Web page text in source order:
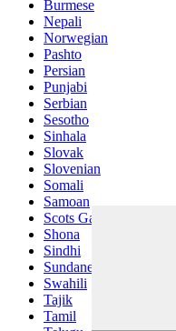
Burmese
Nepali
Norwegian
Pashto
Persian
Punjabi
Serbian
Sesotho
Sinhala
Slovak
Slovenian
Somali
Samoan
Scots Gaelic
Shona
Sindhi
Sundanese
Swahili
Tajik
Tamil